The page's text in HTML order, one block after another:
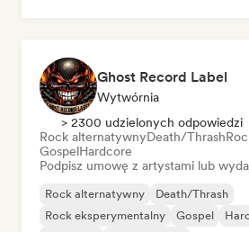
Ghost Record Label
Wytwórnia
> 2300 udzielonych odpowiedzi
Rock alternatywnyDeath/Thrash
GospelHardcore
Podpisz umowę z artystami lub
Rock alternatywny
Death/Thrash
Rock eksperymentalny
Gospel